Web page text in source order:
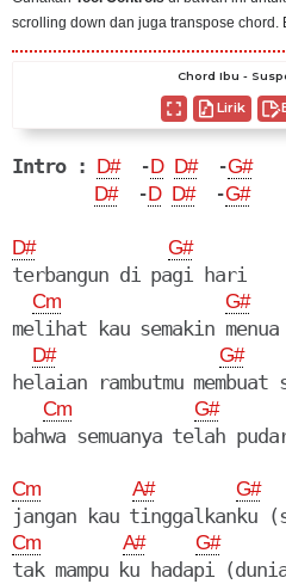
scrolling down dan juga transpose chord.
Chord Ibu -
Lirik
Intro : D#
  -
D D#
  -
G#
D#
  -
D D#
  -
G#
D# G#
terbangun di pagi hari
Cm G#
melihat kau semakin menua
D# G#
helaian rambutmu membuat
Cm G#
Cm A# G#
Cm A# G#
tak mampu ku hadapi